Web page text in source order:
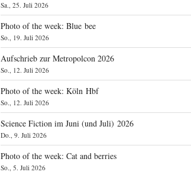
Sa., 25. Juli 2026
Photo of the week: Blue bee
So., 19. Juli 2026
Aufschrieb zur Metropolcon 2026
So., 12. Juli 2026
Photo of the week: Köln Hbf
So., 12. Juli 2026
Science Fiction im Juni (und Juli) 2026
Do., 9. Juli 2026
Photo of the week: Cat and berries
So., 5. Juli 2026